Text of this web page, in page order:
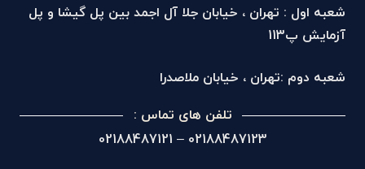
شعبه اول : تهران ، خیابان جلا آل اجمد بین پل گیشا و پل
آزمایش پ113
شعبه دوم :تهران ، خیابان ملاصدرا
تلفن های تماس :
02188487123 – 02188487121